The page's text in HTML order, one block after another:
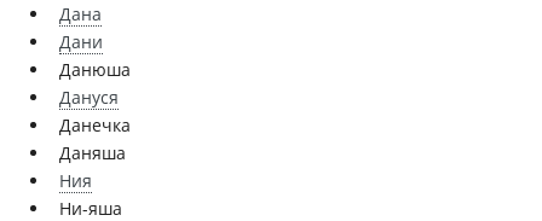
Дана
Дани
Данюша
Дануся
Данечка
Даняша
Ния
Ни-яша